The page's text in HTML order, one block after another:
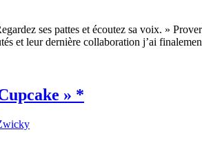
ses pattes et écoutez sa voix. »
et leur dernière collaboration j’ai
» *